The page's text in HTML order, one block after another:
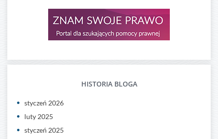
HISTORIA BLOGA
styczeń 2026
luty 2025
styczeń 2025